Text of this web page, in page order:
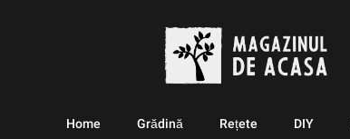
Home Grădină Rețete DIY